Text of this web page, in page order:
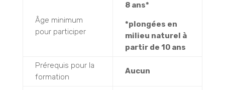
Âge minimum
pour participer
8 ans*
*plongées en
milieu naturel à
partir de 10 ans
Prérequis pour la
formation
Aucun